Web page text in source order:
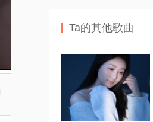
Ta的其他歌曲